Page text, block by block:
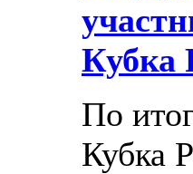
Кубка
По
Кубка